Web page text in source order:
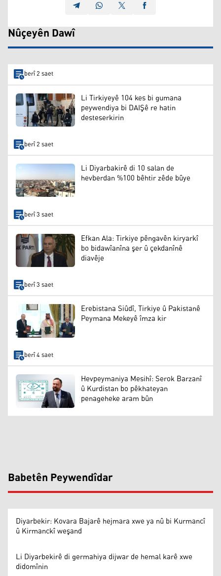
Nûçeyên Dawî
berî 2 saet
Li Tirkiyeyê 104 kes bi gumana
peywendiya bi DAIŞê re hatin
desteserkirin
berî 2 saet
Li Diyarbakirê di 10 salan de
hevberdan %100 bêhtir zêde bûye
berî 3 saet
Efkan Ala: Tirkiye pêngavên kiryarkî
bo bidawîanîna şer û çekdanînê
diavêje
berî 3 saet
Erebistana Siûdî, Tirkiye û Pakistanê
Peymana Mekeyê îmza kir
berî 4 saet
Hevpeymaniya Mesihî: Serok Barzanî
û Kurdistan bo pêkhateyan
penageheke aram bûn
Babetên Peywendîdar
Diyarbekir: Kovara Bajarê hejmara xwe ya nû bi Kurmancî
û Kirmanckî weşand
Li Diyarbekirê di germahiya dijwar de hemal karê xwe
didomînin